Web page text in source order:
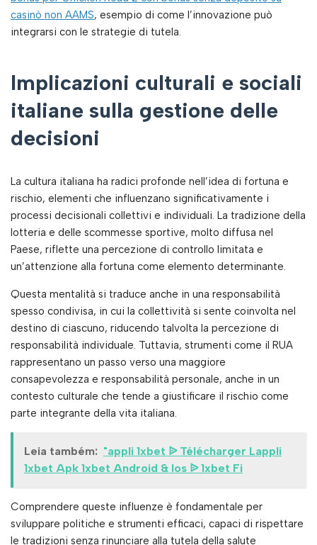
casinò non AAMS, esempio di come l’innovazione può
integrarsi con le strategie di tutela.
Implicazioni culturali e sociali
italiane sulla gestione delle
decisioni
La cultura italiana ha radici profonde nell’idea di fortuna e
rischio, elementi che influenzano significativamente i
processi decisionali collettivi e individuali. La tradizione della
lotteria e delle scommesse sportive, molto diffusa nel
Paese, riflette una percezione di controllo limitata e
un’attenzione alla fortuna come elemento determinante.
Questa mentalità si traduce anche in una responsabilità
spesso condivisa, in cui la collettività si sente coinvolta nel
destino di ciascuno, riducendo talvolta la percezione di
responsabilità individuale. Tuttavia, strumenti come il RUA
rappresentano un passo verso una maggiore
consapevolezza e responsabilità personale, anche in un
contesto culturale che tende a giustificare il rischio come
parte integrante della vita italiana.
Leia também: "appli 1xbet ᐉ Télécharger Lappli
1xbet Apk 1xbet Android & Ios ᐉ 1xbet Fi
Comprendere queste influenze è fondamentale per
sviluppare politiche e strumenti efficaci, capaci di rispettare
le tradizioni senza rinunciare alla tutela della salute